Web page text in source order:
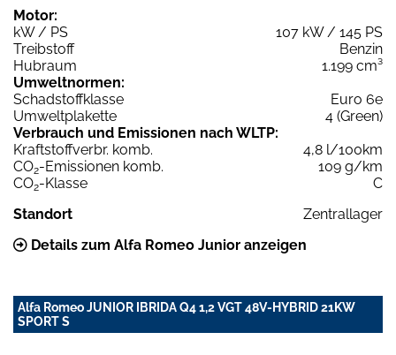
Motor:
kW / PS
107 kW / 145 PS
Treibstoff
Benzin
Hubraum
1.199 cm³
Umweltnormen:
Schadstoffklasse
Euro 6e
Umweltplakette
4 (Green)
Verbrauch und Emissionen nach WLTP:
Kraftstoffverbr. komb.
4,8 l/100km
CO2-Emissionen komb.
109 g/km
CO2-Klasse
C
Standort
Zentrallager
Details zum Alfa Romeo Junior anzeigen
Alfa Romeo JUNIOR IBRIDA Q4 1,2 VGT 48V-HYBRID 21KW
SPORT S